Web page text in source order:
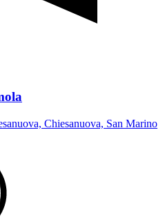
Chiesanuova, San Marino